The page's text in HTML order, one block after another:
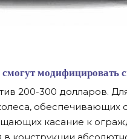
модифицировать
200-300 долларов.
обеспечивающих
касание к